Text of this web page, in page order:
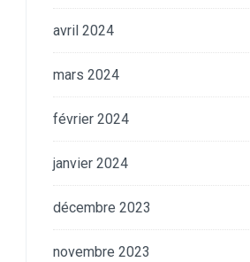
avril 2024
mars 2024
février 2024
janvier 2024
décembre 2023
novembre 2023